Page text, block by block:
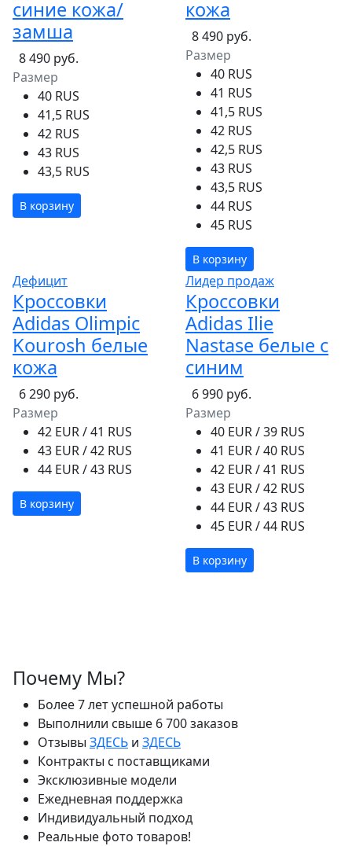
синие кожа/
замша
8 490 руб.
Размер
40 RUS
41,5 RUS
42 RUS
43 RUS
43,5 RUS
В корзину
кожа
8 490 руб.
Размер
40 RUS
41 RUS
41,5 RUS
42 RUS
42,5 RUS
43 RUS
43,5 RUS
44 RUS
45 RUS
В корзину
Дефицит
Кроссовки
Adidas Olimpic
Kourosh белые
кожа
6 290 руб.
Размер
42 EUR / 41 RUS
43 EUR / 42 RUS
44 EUR / 43 RUS
В корзину
Лидер продаж
Кроссовки
Adidas Ilie
Nastase белые с
синим
6 990 руб.
Размер
40 EUR / 39 RUS
41 EUR / 40 RUS
42 EUR / 41 RUS
43 EUR / 42 RUS
44 EUR / 43 RUS
45 EUR / 44 RUS
В корзину
Почему Мы?
Более 7 лет успешной работы
Выполнили свыше 6 700 заказов
Отзывы ЗДЕСЬ и ЗДЕСЬ
Контракты с поставщиками
Эксклюзивные модели
Ежедневная поддержка
Индивидуальный подход
Реальные фото товаров!